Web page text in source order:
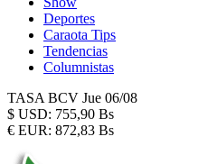
Deportes
Caraota Tips
Tendencias
Columnistas
TASA BCV Jue 06/08
$ USD: 755,90 Bs
€ EUR: 872,83 Bs